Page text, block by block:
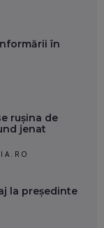
în
rușina de
jenat
la președinte